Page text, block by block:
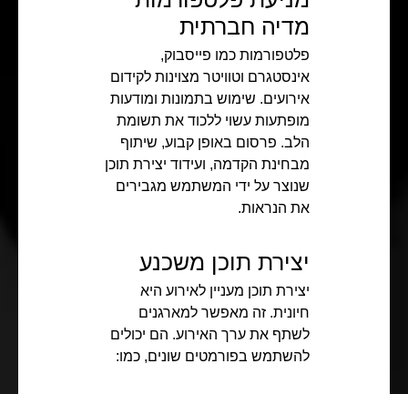
מדיה חברתית
פלטפורמות כמו פייסבוק,
אינסטגרם וטוויטר מצוינות לקידום
אירועים. שימוש בתמונות ומודעות
מופתעות עשוי ללכוד את תשומת
הלב. פרסום באופן קבוע, שיתוף
מבחינת הקדמה, ועידוד יצירת תוכן
שנוצר על ידי המשתמש מגבירים
את הנראות.
יצירת תוכן משכנע
יצירת תוכן מעניין לאירוע היא
חיונית. זה מאפשר למארגנים
לשתף את ערך האירוע. הם יכולים
להשתמש בפורמטים שונים, כמו: